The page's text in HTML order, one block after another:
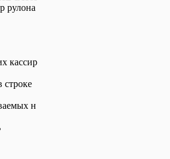
рулона
кассир
строке
н